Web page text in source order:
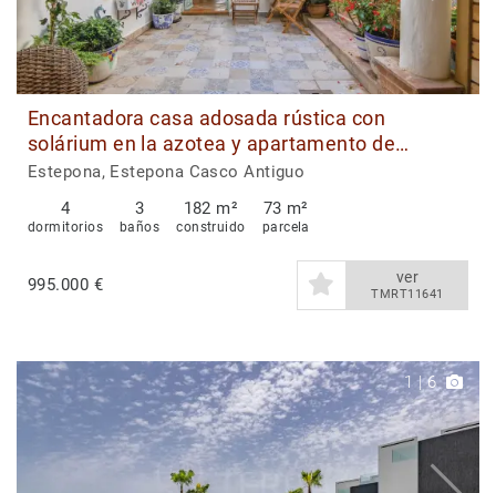
Encantadora casa adosada rústica con
solárium en la azotea y apartamento de
invitados en el corazón del casco antiguo de
Estepona, Estepona Casco Antiguo
4
dormitorios
3
baños
182 m²
construido
73 m²
parcela
995.000 € ver
TMRT11641
1 |6